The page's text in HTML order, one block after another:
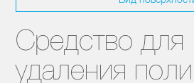
Средство для
удаления